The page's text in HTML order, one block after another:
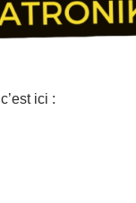
ici :